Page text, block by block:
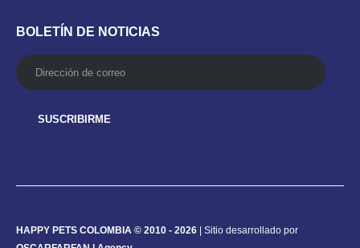
BOLETÍN DE NOTICIAS
HAPPY PETS COLOMBIA © 2010 - 2026 | Sitio desarrollado por